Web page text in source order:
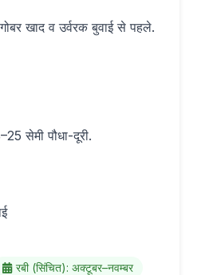
खाद व उर्वरक बुवाई से पहले.
सेमी पौधा-दूरी.
रबी (सिंचित): अक्टूबर–नवम्बर